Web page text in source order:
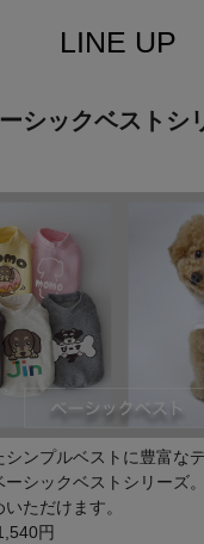
LINE UP
シックベストシ
シンプルベストに豊富な
シックベストシリーズ。
ただけます。
円